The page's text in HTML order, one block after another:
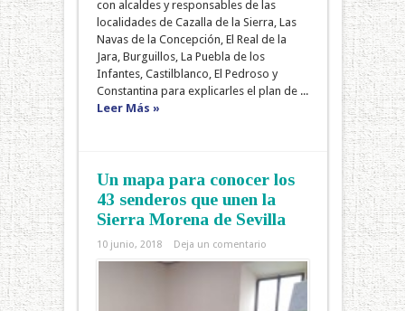
con alcaldes y responsables de las
localidades de Cazalla de la Sierra, Las
Navas de la Concepción, El Real de la
Jara, Burguillos, La Puebla de los
Infantes, Castilblanco, El Pedroso y
Constantina para explicarles el plan de ...
Leer Más »
Un mapa para conocer los
43 senderos que unen la
Sierra Morena de Sevilla
10 junio, 2018 Deja un comentario